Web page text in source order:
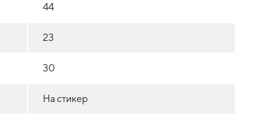
44
23
30
На стикер